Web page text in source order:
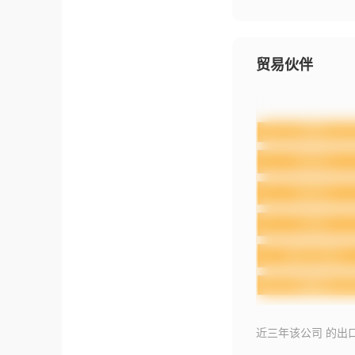
贸易伙伴
近三年该公司 的出